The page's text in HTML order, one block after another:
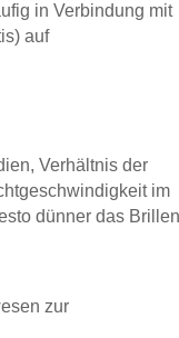
in Verbindung mit
auf
Verhältnis der
im
dünner das
zur